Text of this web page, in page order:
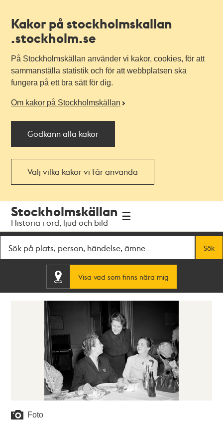
Kakor på stockholmskallan
.stockholm.se
På Stockholmskällan använder vi kakor, cookies, för att
sammanställa statistik och för att webbplatsen ska
fungera på ett bra sätt för dig.
Om kakor på Stockholmskällan
Godkänn alla kakor
Välj vilka kakor vi får använda
navigationen
huvudinnehållet
Stockholmskällan
Historia i ord, ljud och bild
Sök
Visa vad som finns nära mig
Foto